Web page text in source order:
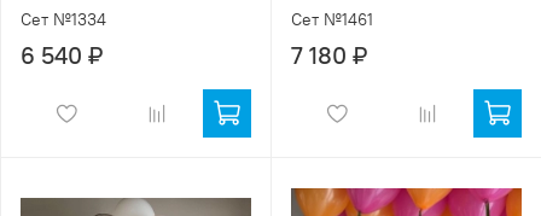
Сет №1334
6 540 ₽
Сет №1461
7 180 ₽